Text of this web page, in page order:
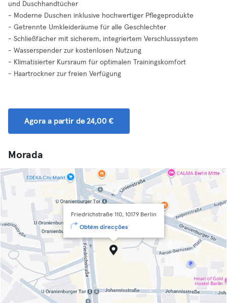
und Duschhandtücher
- Moderne Duschen inklusive hochwertiger Pflegeprodukte
- Getrennte Umkleideräume für alle Geschlechter
- Schließfächer mit sicherem, integriertem Verschlusssystem
- Wasserspender zur kostenlosen Nutzung
- Klimatisierter Kursraum für optimalen Trainingskomfort
- Haartrockner zur freien Verfügung
Agora a partir de 24,00 €
Morada
Friedrichstraße 110, 10179 Berlin
Obtém direcções